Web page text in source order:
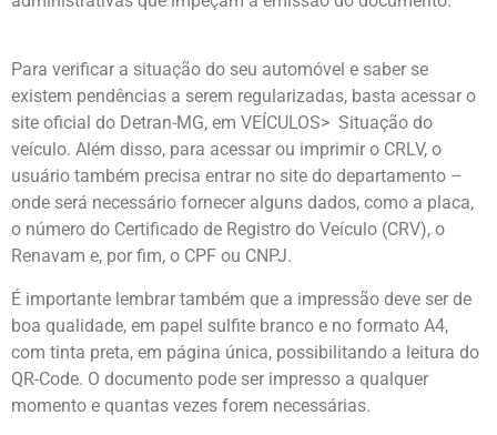
Para verificar a situação do seu automóvel e saber se
existem pendências a serem regularizadas, basta acessar o
site oficial do Detran-MG, em VEÍCULOS> Situação do
veículo. Além disso, para acessar ou imprimir o CRLV, o
usuário também precisa entrar no site do departamento –
onde será necessário fornecer alguns dados, como a placa,
o número do Certificado de Registro do Veículo (CRV), o
Renavam e, por fim, o CPF ou CNPJ.
É importante lembrar também que a impressão deve ser de
boa qualidade, em papel sulfite branco e no formato A4,
com tinta preta, em página única, possibilitando a leitura do
QR-Code. O documento pode ser impresso a qualquer
momento e quantas vezes forem necessárias.